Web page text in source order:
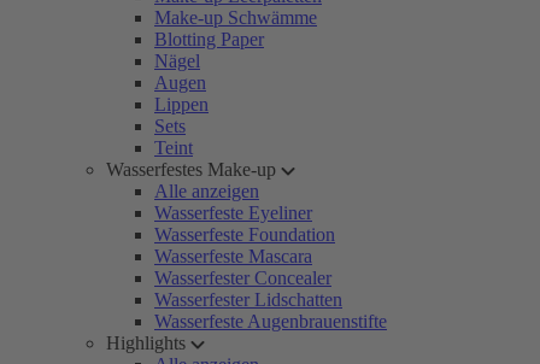
Make-up Schwämme
Blotting Paper
Nägel
Augen
Lippen
Sets
Teint
Wasserfestes Make-up
Alle anzeigen
Wasserfeste Eyeliner
Wasserfeste Foundation
Wasserfeste Mascara
Wasserfester Concealer
Wasserfester Lidschatten
Wasserfeste Augenbrauenstifte
Highlights